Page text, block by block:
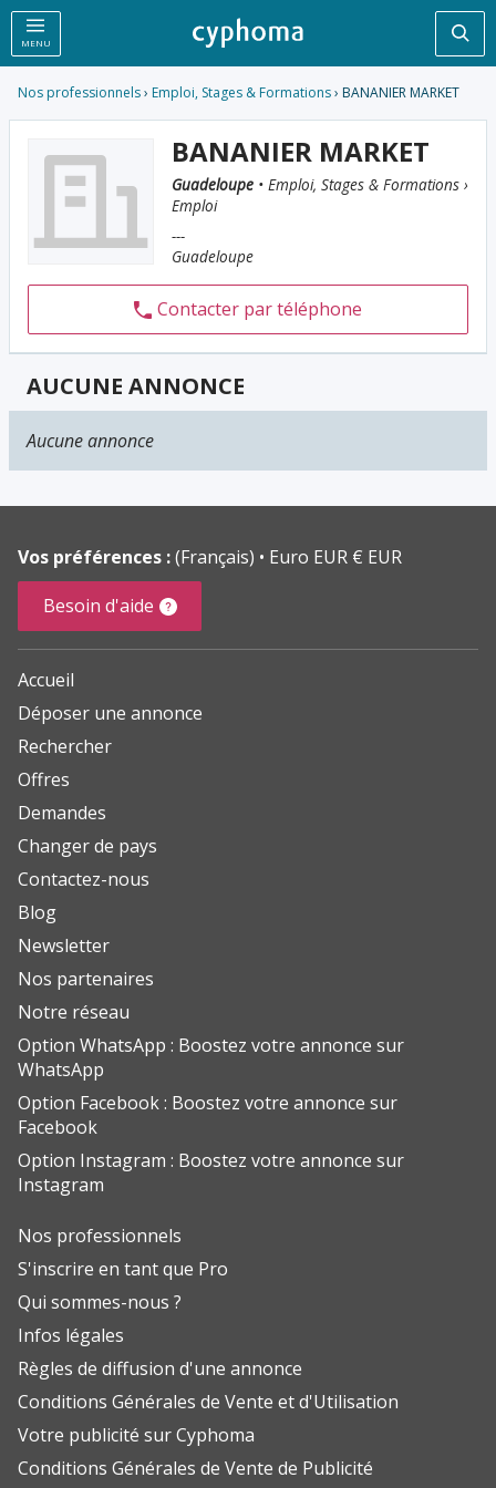
MENU
Nos professionnels› Emploi, Stages & Formations› BANANIER MARKET
BANANIER MARKET
Guadeloupe • Emploi, Stages & Formations ›
Emploi
---
Guadeloupe
Contacter par téléphone
AUCUNE ANNONCE
Aucune annonce
Vos préférences :(Français)
Euro EUR € EUR
Besoin d'aide
Accueil
Déposer une annonce
Rechercher
Offres
Demandes
Changer de pays
Contactez-nous
Blog
Newsletter
Nos partenaires
Notre réseau
Option WhatsApp : Boostez votre annonce sur
WhatsApp
Option Facebook : Boostez votre annonce sur
Facebook
Option Instagram : Boostez votre annonce sur
Instagram
Nos professionnels
S'inscrire en tant que Pro
Qui sommes-nous ?
Infos légales
Règles de diffusion d'une annonce
Conditions Générales de Vente et d'Utilisation
Votre publicité sur Cyphoma
Conditions Générales de Vente de Publicité